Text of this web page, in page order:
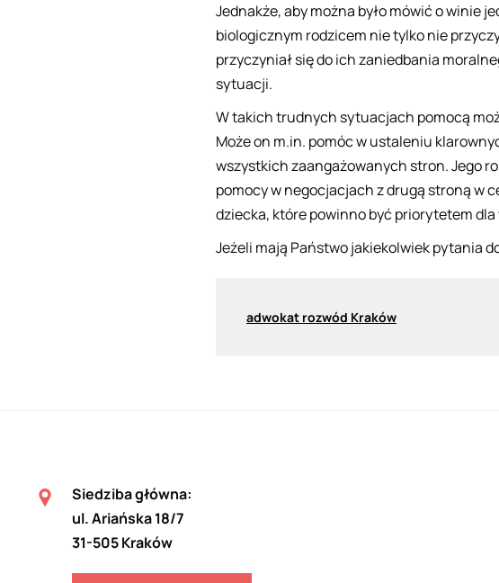
Jednakże, aby można było mówić o winie
biologicznym rodzicem nie tylko nie
przyczyniał się do ich zaniedbania
sytuacji.
W takich trudnych sytuacjach pomocą
Może on m.in. pomóc w ustaleniu
wszystkich zaangażowanych stron. Jego
pomocy w negocjacjach z drugą stroną w
dziecka, które powinno być priorytetem
Jeżeli mają Państwo jakiekolwiek pytania
adwokat rozwód Kraków
Siedziba główna:
ul. Ariańska 18/7
31-505 Kraków